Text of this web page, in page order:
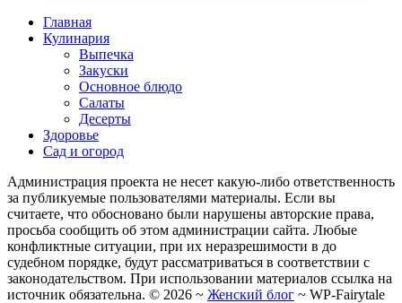
Главная
Кулинария
Выпечка
Закуски
Основное блюдо
Салаты
Десерты
Здоровье
Сад и огород
Администрация проекта не несет какую-либо ответственность
за публикуемые пользователями материалы. Если вы
считаете, что обосновано были нарушены авторские права,
просьба сообщить об этом администрации сайта. Любые
конфликтные ситуации, при их неразрешимости в до
судебном порядке, будут рассматриваться в соответствии с
законодательством. При использовании материалов ссылка на
источник обязательна. © 2026 ~ Женский блог ~ WP-Fairytale